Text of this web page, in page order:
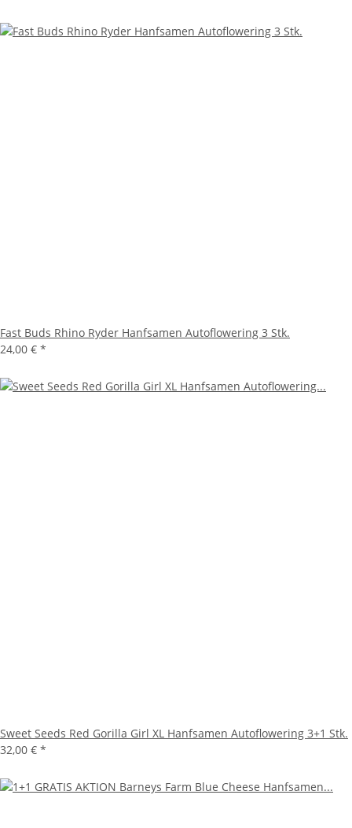
Fast Buds Rhino Ryder Hanfsamen Autoflowering 3 Stk.
24,00 € *
Sweet Seeds Red Gorilla Girl XL Hanfsamen Autoflowering 3+1 Stk.
32,00 € *